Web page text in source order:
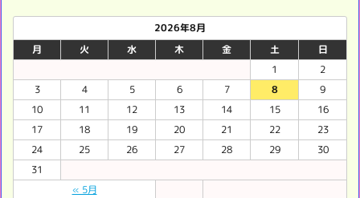
2026年8月
月
火 水 木 金 土 日
« 5月
1
2
3
4 5 6 7 8
9
10
11 12 13 14 15
16
17
18 19 20 21 22
23
24
25 26 27 28 29
30
31